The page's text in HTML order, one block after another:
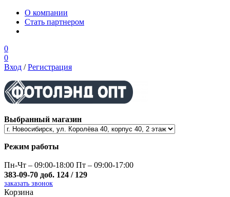
О компании
Стать партнером
0
0
Вход /Регистрация
Выбранный магазин
Режим работы
Пн-Чт – 09:00-18:00 Пт – 09:00-17:00
383-09-70 доб. 124 / 129
заказать звонок
Корзина